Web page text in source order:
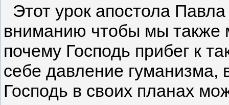
Этот урок апостола
вниманию чтобы мы также
почему Господь прибег к
себе давление гуманизма,
Господь в своих планах